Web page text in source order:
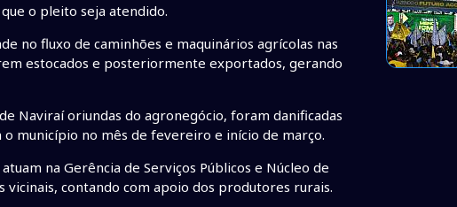
o pleito seja atendido.
no fluxo de caminhões e maquinários agrícolas nas
estocados e posteriormente exportados, gerando
Naviraí oriundas do agronegócio, foram danificadas
município no mês de fevereiro e início de março.
na Gerência de Serviços Públicos e Núcleo de
contando com apoio dos produtores rurais.